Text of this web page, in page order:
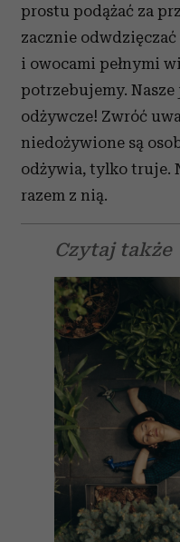
prostu podążać za
zacznie
i owocami pełnymi
potrzebujemy. Nasze
odżywcze! Zwróć
niedożywione są
odżywia, tylko truje.
razem z nią.
Czytaj także